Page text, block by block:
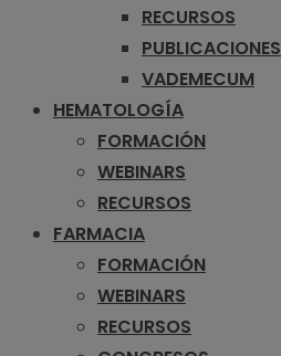
RECURSOS
PUBLICACIONES
VADEMECUM
HEMATOLOGÍA
FORMACIÓN
WEBINARS
RECURSOS
FARMACIA
FORMACIÓN
WEBINARS
RECURSOS